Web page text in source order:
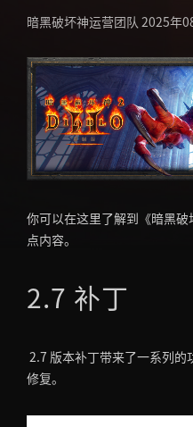
暗黑破坏神运营团队 2025年
你可以在这里了解到《暗黑
点内容。
2.7 补丁
2.7 版本补丁带来了一系列
修复。